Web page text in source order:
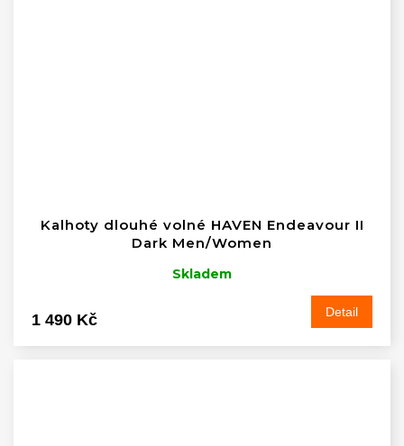
Kalhoty dlouhé volné HAVEN Endeavour II
Dark Men/Women
Skladem
1 490 Kč Detail